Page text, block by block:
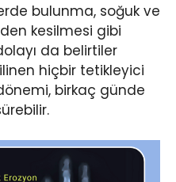
bulunma, soğuk ve
kesilmesi gibi
da belirtiler
hiçbir tetikleyici
birkaç günde